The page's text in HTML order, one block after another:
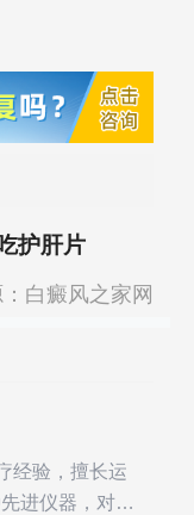
护肝片
白癜风之家网
经验，擅长运
进仪器，对不